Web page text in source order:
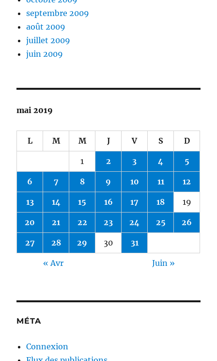
septembre 2009
août 2009
juillet 2009
juin 2009
mai 2019
L M M J V S D
1 2 3 4 5
6 7 8 9 10 11 12
13 14 15 16 17 18 19
20 21 22 23 24 25 26
27 28 29 30 31
« Avr Juin »
MÉTA
Connexion